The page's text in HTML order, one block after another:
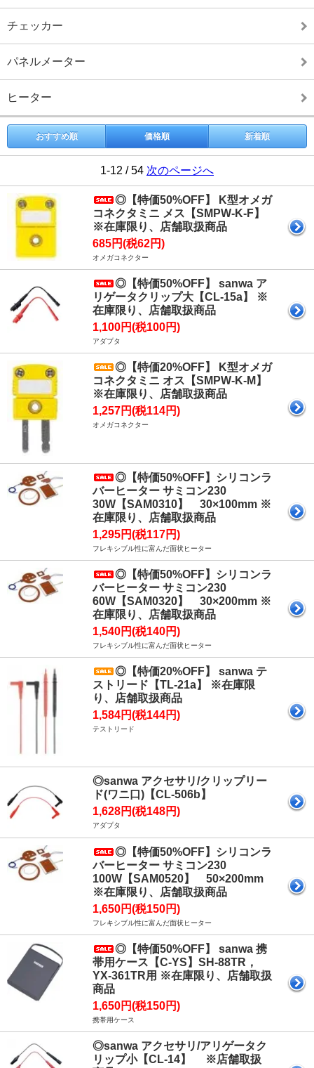
チェッカー
パネルメーター
ヒーター
おすすめ順 価格順 新着順
1-12 / 54 次のページへ
◎【特価50%OFF】 K型オメガ
コネクタミニ メス【SMPW-K-F】
※在庫限り、店舗取扱商品
685円(税62円)
オメガコネクター
◎【特価50%OFF】 sanwa ア
リゲータクリップ大【CL-15a】 ※
在庫限り、店舗取扱商品
1,100円(税100円)
アダプタ
◎【特価20%OFF】 K型オメガ
コネクタミニ オス【SMPW-K-M】
※在庫限り、店舗取扱商品
1,257円(税114円)
オメガコネクター
◎【特価50%OFF】シリコンラ
バーヒーター サミコン230
30W【SAM0310】 30×100mm ※
在庫限り、店舗取扱商品
1,295円(税117円)
フレキシブル性に富んだ面状ヒーター
◎【特価50%OFF】シリコンラ
バーヒーター サミコン230
60W【SAM0320】 30×200mm ※
在庫限り、店舗取扱商品
1,540円(税140円)
フレキシブル性に富んだ面状ヒーター
◎【特価20%OFF】 sanwa テ
ストリード【TL-21a】 ※在庫限
り、店舗取扱商品
1,584円(税144円)
テストリード
◎sanwa アクセサリ/クリップリー
ド(ワニ口)【CL-506b】
1,628円(税148円)
アダプタ
◎【特価50%OFF】シリコンラ
バーヒーター サミコン230
100W【SAM0520】 50×200mm
※在庫限り、店舗取扱商品
1,650円(税150円)
フレキシブル性に富んだ面状ヒーター
◎【特価50%OFF】 sanwa 携
帯用ケース【C-YS】SH-88TR，
YX-361TR用 ※在庫限り、店舗取扱
商品
1,650円(税150円)
携帯用ケース
◎sanwa アクセサリ/アリゲータク
リップ小【CL-14】 ※店舗取扱